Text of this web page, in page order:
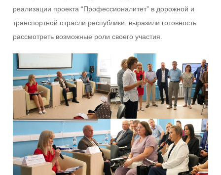
реализации проекта “Профессионалитет” в дорожной и
транспортной отрасли республики, выразили готовность
рассмотреть возможные роли своего участия.